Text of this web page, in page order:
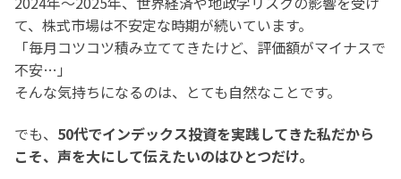
て、株式市場は不安定な時期が続いています。
「毎月コツコツ積み立ててきたけど、評価額がマイナスで
不安…」
そんな気持ちになるのは、とても自然なことです。
でも、 50代でインデックス投資を実践してきた私だから
こそ、声を大にして伝えたいのはひとつだけ。